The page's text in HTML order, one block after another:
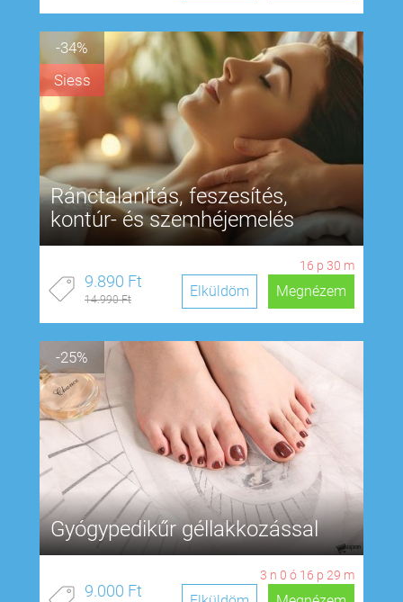
-34%
Siess
Ránctalanítás, feszesítés,
kontúr- és szemhéjemelés
16 p 29 m
9.890 Ft
14.990 Ft Megnézem
Elküldöm
-25%
Gyógypedikűr géllakkozással
3 n 0 ó 16 p 28 m
9.000 Ft